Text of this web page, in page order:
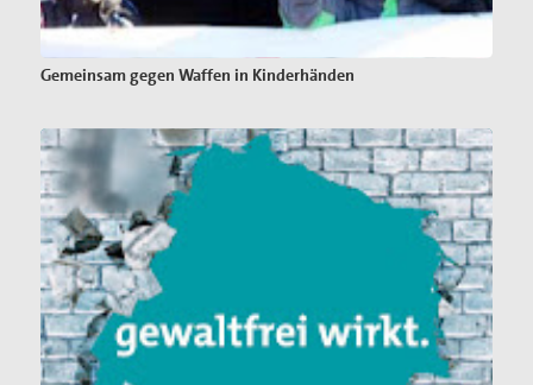
Gemeinsam gegen Waffen in Kinderhänden